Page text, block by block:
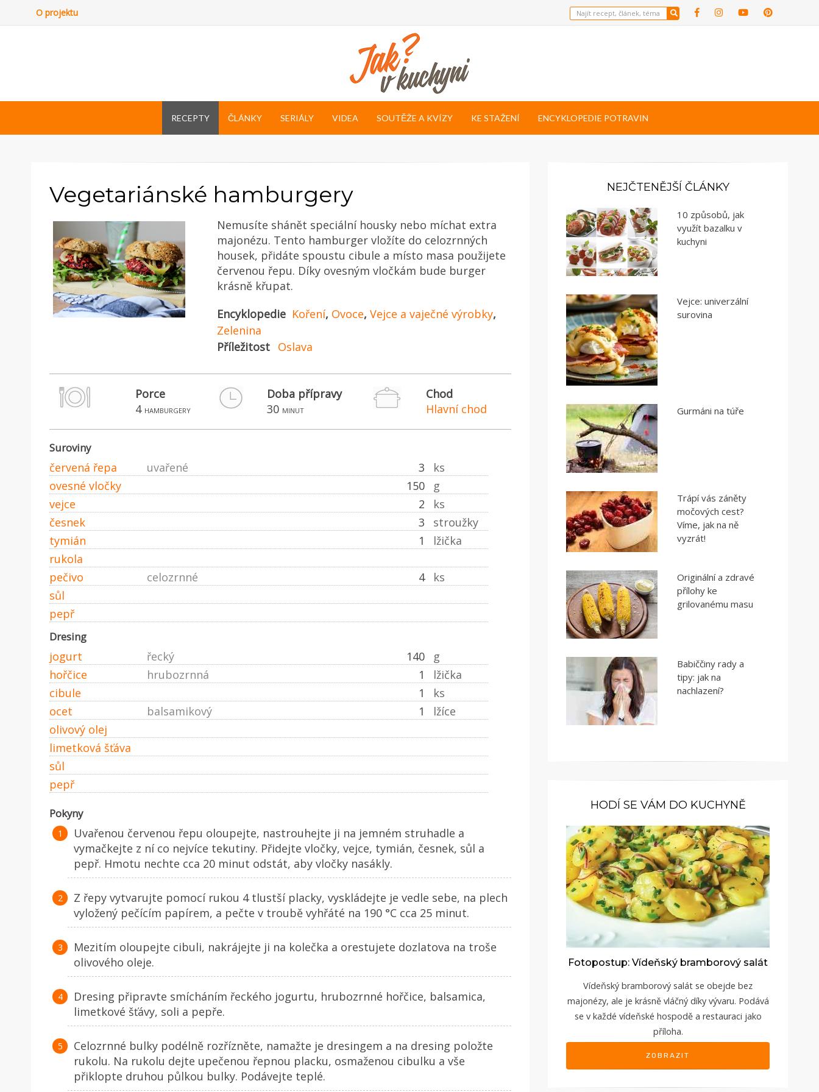
O projektu
RECEPTY ČLÁNKY SERIÁLY VIDEA SOUTĚŽE A KVÍZY KE STAŽENÍ ENCYKLOPEDIE POTRAVIN
Vegetariánské hamburgery
Nemusíte shánět speciální housky nebo míchat extra
majonézu. Tento hamburger vložíte do celozrnných
housek, přidáte spoustu cibule a místo masa použijete
červenou řepu. Díky ovesným vločkám bude burger
krásně křupat.
Encyklopedie Koření, Ovoce, Vejce a vaječné výrobky,
Zelenina
Příležitost Oslava
Porce
4 hamburgery
Doba přípravy
30 minut
Chod
Hlavní chod
Suroviny
červená řepa 3 ks
uvařené
ovesné vločky
150
g
vejce
2
ks
česnek
3
stroužky
tymián
1
lžička
rukola
pečivo
4 ks
celozrnné
sůl
pepř
Dresing
jogurt 140 g
řecký
hořčice
1 lžička
hrubozrnná
cibule
1
ks
ocet
1 lžíce
balsamikový
olivový olej
limetková šťáva
sůl
pepř
Pokyny
Uvařenou červenou řepu oloupejte, nastrouhejte ji na jemném struhadle a
vymačkejte z ní co nejvíce tekutiny. Přidejte vločky, vejce, tymián, česnek, sůl a
pepř. Hmotu nechte cca 20 minut odstát, aby vločky nasákly.
Z řepy vytvarujte pomocí rukou 4 tlustší placky, vyskládejte je vedle sebe, na plech
vyložený pečícím papírem, a pečte v troubě vyhřáté na 190 °C cca 25 minut.
Mezitím oloupejte cibuli, nakrájejte ji na kolečka a orestujete dozlatova na troše
olivového oleje.
Dresing připravte smícháním řeckého jogurtu, hrubozrnné hořčice, balsamica,
limetkové šťávy, soli a pepře.
Celozrnné bulky podélně rozřízněte, namažte je dresingem a na dresing položte
rukolu. Na rukolu dejte upečenou řepnou placku, osmaženou cibulku a vše
přiklopte druhou půlkou bulky. Podávejte teplé.
NEJČTENĚJŠÍ ČLÁNKY
10 způsobů, jak
využít bazalku v
kuchyni
Vejce: univerzální
surovina
Gurmáni na túře
Trápí vás záněty
močových cest?
Víme, jak na ně
vyzrát!
Originální a zdravé
přílohy ke
grilovanému masu
Babiččiny rady a
tipy: jak na
nachlazení?
HODÍ SE VÁM DO KUCHYNĚ
Fotopostup: Vídeňský bramborový salát
Vídeňský bramborový salát se obejde bez
majonézy, ale je krásně vláčný díky vývaru. Podává
se v každé vídeňské hospodě a restauraci jako
příloha.
ZOBRAZIT